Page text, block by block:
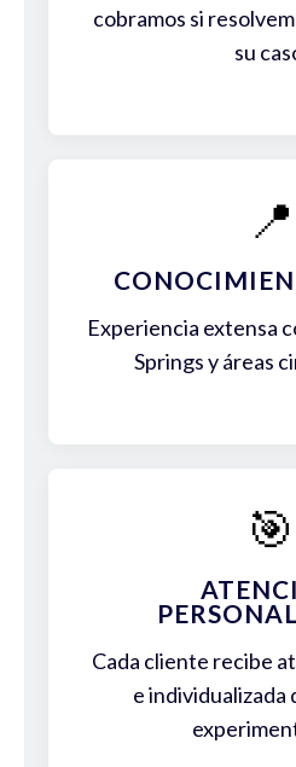
cobramos si
su
📍
Experiencia extensa
Springs y áreas
🎯
Cada cliente recibe
e individualizada